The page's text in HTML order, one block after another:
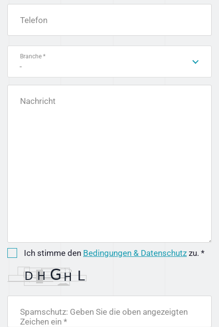
Telefon
Branche *
-
Nachricht
Ich stimme den Bedingungen & Datenschutz zu. *
Spamschutz: Geben Sie die oben angezeigten
Zeichen ein *